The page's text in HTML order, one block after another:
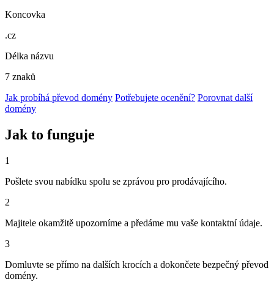
Koncovka
.cz
Délka názvu
7 znaků
Jak probíhá převod domény Potřebujete ocenění? Porovnat další
domény
Jak to funguje
1
Pošlete svou nabídku spolu se zprávou pro prodávajícího.
2
Majitele okamžitě upozorníme a předáme mu vaše kontaktní údaje.
3
Domluvte se přímo na dalších krocích a dokončete bezpečný převod
domény.